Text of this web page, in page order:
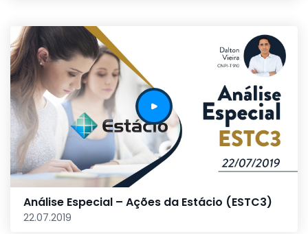
Análise Especial – Ações da Estácio (ESTC3)
22.07.2019